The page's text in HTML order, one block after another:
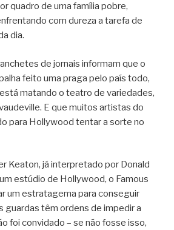
quadro de uma família pobre,
com dureza a tarefa de
dia.
de jornais informam que o
feito uma praga pelo país todo,
matando o teatro de variedades,
E que muitos artistas do
para Hollywood tentar a sorte no
Keaton, já interpretado por Donald
um estúdio de Hollywood, o Famous
um estratagema para conseguir
guardas têm ordens de impedir a
foi convidado – se não fosse isso,